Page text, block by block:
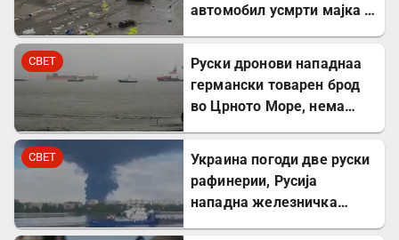
автомобил усмрти мајка и
СВЕТ
Руски дронови нападнаа
германски товарен брод
во Црното Море, нема
СВЕТ
Украина погоди две руски
рафинерии, Русија
нападна железничка